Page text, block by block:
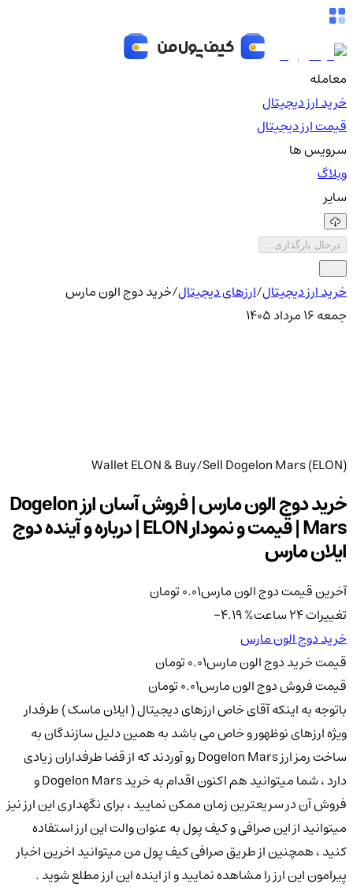
معامله
خرید ارز دیجیتال
قیمت ارز دیجیتال
سرویس ها
وبلاگ
سایر
درحال بارگذاری...
خرید ارز دیجیتال/ارزهای دیجیتال/خرید دوج الون مارس
جمعه ۱۶ مرداد ۱۴۰۵
Wallet ELON & Buy/Sell Dogelon Mars (ELON)
خرید دوج الون مارس | فروش آسان ارز Dogelon
Mars | قیمت و نمودار ELON | درباره و آینده دوج
ایلان مارس
آخرین قیمت دوج الون مارس0.01تومان
تغییرات 24 ساعت
-4.19%
خرید دوج الون مارس
قیمت خرید دوج الون مارس0.01تومان
قیمت فروش دوج الون مارس0.01تومان
باتوجه به اینکه آقای خاص ارزهای دیجیتال ( ایلان ماسک ) طرفدار
ویژه ارزهای نوظهور و خاص می باشد به همین دلیل سازندگان به
ساخت رمز ارز Dogelon Mars رو آوردند که از قضا طرفداران زیادی
دارد ، شما میتوانید هم اکنون اقدام به خرید Dogelon Mars و
فروش آن در سریعترین زمان ممکن نمایید ، برای نگهداری این ارز نیز
میتوانید از این صرافی و کیف پول به عنوان والت این ارز استفاده
کنید ، همچنین از طریق صرافی کیف پول من میتوانید اخرین اخبار
پیرامون این ارز را مشاهده نمایید و از اینده این ارز مطلع شوید .